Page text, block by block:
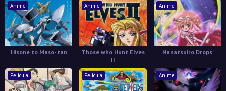
Anime
Hisone to Maso-tan
Anime
Those who Hunt Elves
II
Anime
Nanatsuiro Drops
Pelicula Pelicula Anime